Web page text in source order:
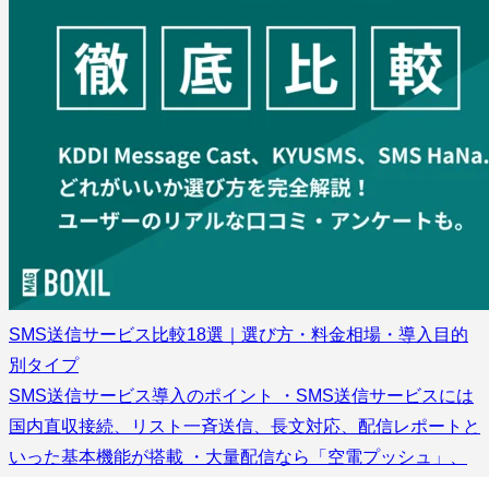
SMS送信サービス比較18選｜選び方・料金相場・導入目的
別タイプ
SMS送信サービス導入のポイント ・SMS送信サービスには
国内直収接続、リスト一斉送信、長文対応、配信レポートと
いった基本機能が搭載 ・大量配信なら「空電プッシュ」、